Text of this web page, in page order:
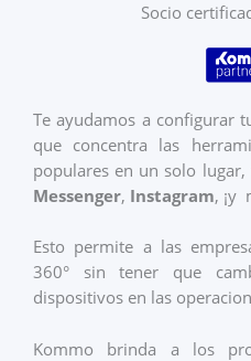
Socio
Te ayudamos a configurar
que concentra las
populares en un solo lugar,
Messenger, Instagram, ¡y
Esto permite a las
360° sin tener que
dispositivos en las
Kommo brinda a los